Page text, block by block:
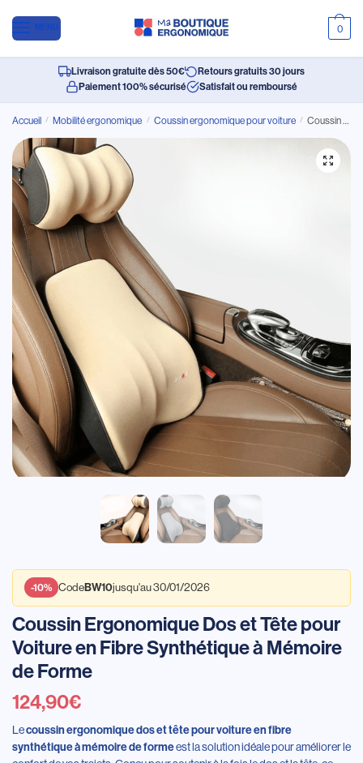
MENU 0
Livraison gratuite dès 50€
Retours gratuits 30 jours
Paiement 100% sécurisé
Satisfait ou remboursé
Accueil / Mobilité ergonomique / Coussin ergonomique pour voiture / Coussin Ergonomique Dos et Tête pour Voiture en Fibre Synthétique à Mémoire de Forme
-10% CodeBW10jusqu'au 30/01/2026
Coussin Ergonomique Dos et Tête pour
Voiture en Fibre Synthétique à Mémoire
de Forme
124,90€
Lecoussin ergonomique dos et tête pour voiture en fibre
synthétique à mémoire de formeest la solution idéale pour améliorer le